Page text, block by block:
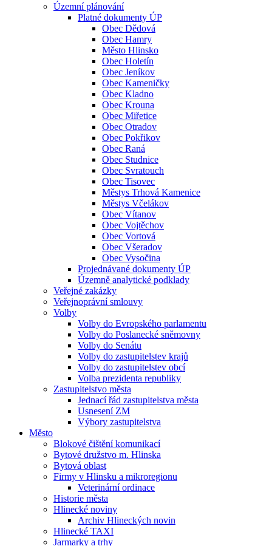
Územní plánování
Platné dokumenty ÚP
Obec Dědová
Obec Hamry
Město Hlinsko
Obec Holetín
Obec Jeníkov
Obec Kameničky
Obec Kladno
Obec Krouna
Obec Miřetice
Obec Otradov
Obec Pokřikov
Obec Raná
Obec Studnice
Obec Svratouch
Obec Tisovec
Městys Trhová Kamenice
Městys Včelákov
Obec Vítanov
Obec Vojtěchov
Obec Vortová
Obec Všeradov
Obec Vysočina
Projednávané dokumenty ÚP
Územně analytické podklady
Veřejné zakázky
Veřejnoprávní smlouvy
Volby
Volby do Evropského parlamentu
Volby do Poslanecké sněmovny
Volby do Senátu
Volby do zastupitelstev krajů
Volby do zastupitelstev obcí
Volba prezidenta republiky
Zastupitelstvo města
Jednací řád zastupitelstva města
Usnesení ZM
Výbory zastupitelstva
Město
Blokové čištění komunikací
Bytové družstvo m. Hlinska
Bytová oblast
Firmy v Hlinsku a mikroregionu
Veterinární ordinace
Historie města
Hlinecké noviny
Archiv Hlineckých novin
Hlinecké TAXI
Jarmarky a trhy